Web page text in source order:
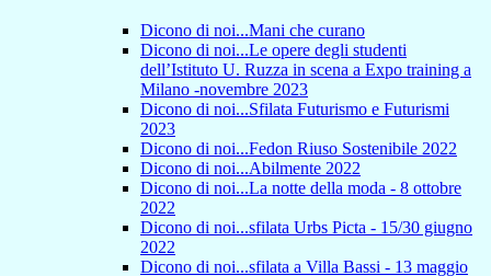
Dicono di noi...Mani che curano
Dicono di noi...Le opere degli studenti
dell’Istituto U. Ruzza in scena a Expo training a
Milano -novembre 2023
Dicono di noi...Sfilata Futurismo e Futurismi
2023
Dicono di noi...Fedon Riuso Sostenibile 2022
Dicono di noi...Abilmente 2022
Dicono di noi...La notte della moda - 8 ottobre
2022
Dicono di noi...sfilata Urbs Picta - 15/30 giugno
2022
Dicono di noi...sfilata a Villa Bassi - 13 maggio